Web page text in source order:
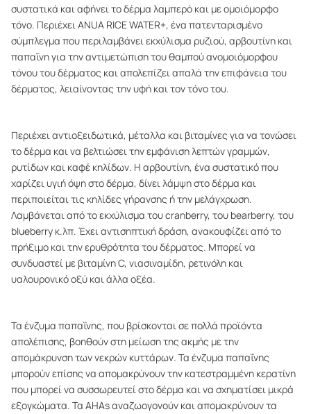
συστατικά και αφήνει το δέρμα λαμπερό και με ομοιόμορφο
τόνο. Περιέχει ANUA RICE WATER+, ένα πατενταρισμένο
σύμπλεγμα που περιλαμβάνει εκχύλισμα ρυζιού, αρβουτίνη και
παπαΐνη για την αντιμετώπιση του θαμπού ανομοιόμορφου
τόνου του δέρματος και απολεπίζει απαλά την επιφάνεια του
δέρματος, λειαίνοντας την υφή και τον τόνο του.
Περιέχει αντιοξειδωτικά, μέταλλα και βιταμίνες για να τονώσει
το δέρμα και να βελτιώσει την εμφάνιση λεπτών γραμμών,
ρυτίδων και καφέ κηλίδων. Η αρβουτίνη, ένα συστατικό που
χαρίζει υγιή όψη στο δέρμα, δίνει λάμψη στο δέρμα και
περιποιείται τις κηλίδες γήρανσης ή την μελάγχρωση.
Λαμβάνεται από το εκχύλισμα του cranberry, του bearberry, του
blueberry κ.λπ. Έχει αντισηπτική δράση, ανακουφίζει από το
πρήξιμο και την ερυθρότητα του δέρματος. Μπορεί να
συνδυαστεί με βιταμίνη C, νιασιναμίδη, ρετινόλη και
υαλουρονικό οξύ και άλλα οξέα.
Τα ένζυμα παπαΐνης, που βρίσκονται σε πολλά προϊόντα
απολέπισης, βοηθούν στη μείωση της ακμής με την
απομάκρυνση των νεκρών κυττάρων. Τα ένζυμα παπαΐνης
μπορούν επίσης να απομακρύνουν την κατεστραμμένη κερατίνη
που μπορεί να συσσωρευτεί στο δέρμα και να σχηματίσει μικρά
εξογκώματα. Τα AHAs αναζωογονούν και απομακρύνουν τα